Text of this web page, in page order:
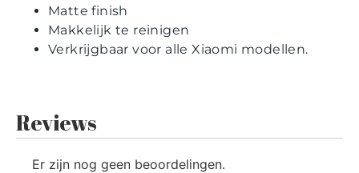
Matte finish
Makkelijk te reinigen
Verkrijgbaar voor alle Xiaomi modellen.
Reviews
Er zijn nog geen beoordelingen.